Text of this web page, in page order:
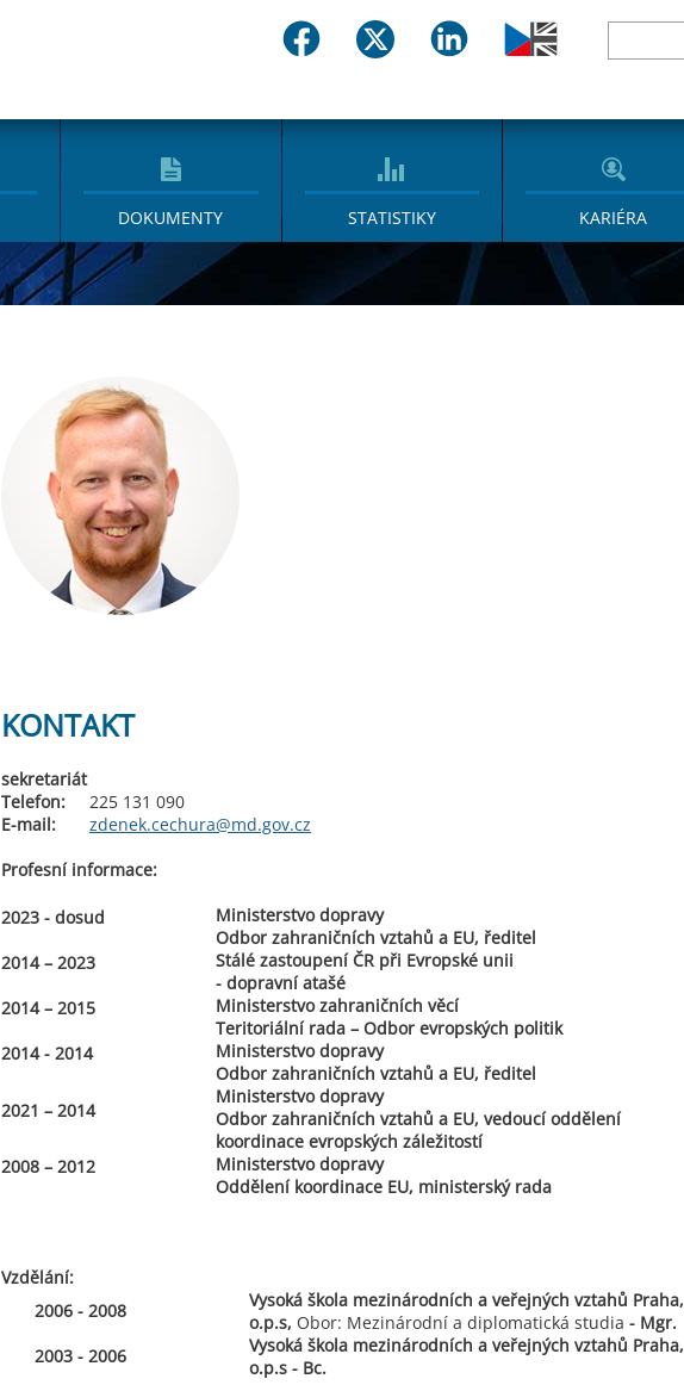
DOKUMENTY STATISTIKY KARIÉRA
KONTAKT
sekretariát
Telefon: 225 131 090
E-mail:
zdenek.cechura@md.gov.cz
Profesní informace:
2023 - dosud
Ministerstvo dopravy
Odbor zahraničních vztahů a EU, ředitel
2014 – 2023
Stálé zastoupení ČR při Evropské unii
- dopravní atašé
2014 – 2015
Ministerstvo zahraničních věcí
Teritoriální rada – Odbor evropských politik
2014 - 2014
Ministerstvo dopravy
Odbor zahraničních vztahů a EU, ředitel
2021 – 2014
Ministerstvo dopravy
Odbor zahraničních vztahů a EU, vedoucí oddělení
koordinace evropských záležitostí
2008 – 2012
Ministerstvo dopravy
Oddělení koordinace EU, ministerský rada
Vzdělání:
2006 - 2008
Vysoká škola mezinárodních a veřejných vztahů Praha,
o.p.s, Obor: Mezinárodní a diplomatická studia - Mgr.
2003 - 2006
Vysoká škola mezinárodních a veřejných vztahů Praha,
o.p.s - Bc.